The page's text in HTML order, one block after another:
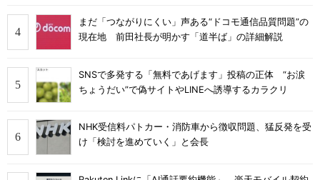
まだ「つながりにくい」声ある“ドコモ通信品質問題”の
現在地 前田社長が明かす「道半ば」の詳細解説
SNSで多発する「無料であげます」投稿の正体 “お涙
ちょうだい”で偽サイトやLINEへ誘導するカラクリ
NHK受信料パトカー・消防車から徴収問題、猛反発を受
け「検討を進めていく」と会長